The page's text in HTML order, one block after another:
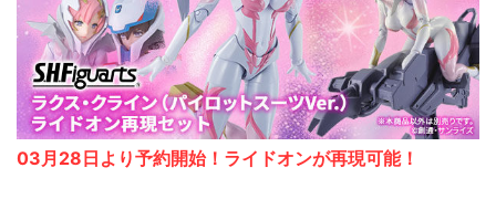
03月28日より予約開始！ライドオンが再現可能！